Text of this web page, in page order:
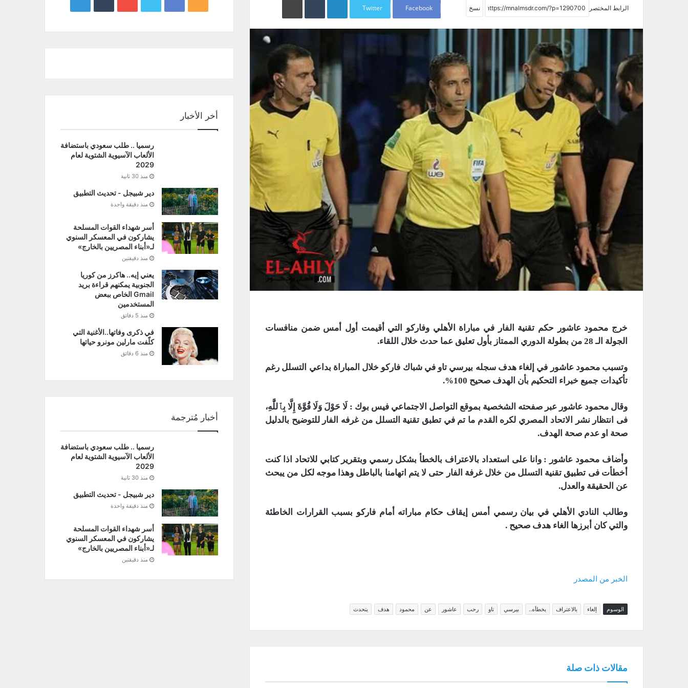
الرابط المختصر Facebook
Twitter
خرج محمود عاشور حكم تقنية الفار في مباراة الأهلي وفاركو التي أقيمت أول أمس ضمن منافسات
الجولة الـ 28 من بطولة الدوري الممتاز بأول تعليق عما حدث خلال اللقاء.
وتسبب محمود عاشور في إلغاء هدف سجله بيرسي تاو في شباك فاركو خلال المباراة بداعي التسلل رغم
تأكيدات جميع خبراء التحكيم بأن الهدف صحيح 100%.
وقال محمود عاشور عبر صفحته الشخصية بموقع التواصل الاجتماعي فيس بوك : لَا حَوْلَ وَلَا قُوَّةَ إِلَّا بِٱللَّٰهِ،
فى انتظار نشر الاتحاد المصري لكره القدم ما تم في تطبق تقنية التسلل من غرفه الفار للتوضيح بالدليل
صحة او عدم صحة الهدف.
وأضاف محمود عاشور : وانا على استعداد بالاعتراف بالخطأ بشكل رسمي وبتقرير كتابي للاتحاد اذا كنت
أخطأت فى تطبيق تقنية التسلل من خلال غرفة الفار حتى لا يتم اتهامنا بالباطل وهذا موجه لكل من يبحث
عن الحقيقة والعدل.
وطالب النادي الأهلي في بيان رسمي أمس إيقاف حكام مباراته أمام فاركو بسبب القرارات الخاطئة
والتي كان أبرزها الغاء هدف صحيح .
الخبر من المصدر
الوسوم إلغاء بالاعتراف بخطأه.. بيرسي تاو رحب عاشور عن محمود هدف يتحدث
مقالات ذات صلة
أخر الأخبار
رسميا .. طلب سعودي باستضافة
الألعاب الآسيوية الشتوية لعام
2029
منذ 30 ثانية
دير شبيجل - تحديث التطبيق
منذ دقيقة واحدة
أسر شهداء القوات المسلحة
يشاركون في المعسكر السنوي
لـ«أبناء المصريين بالخارج»
منذ دقيقتين
يعني إيه.. هاكرز من كوريا
الجنوبية يمكنهم قراءة بريد
Gmail الخاص ببعض
المستخدمين
منذ 5 دقائق
في ذكرى وفاتها..الأغنية التي
كلّفت مارلين مونرو حياتها
منذ 6 دقائق
أخبار مُترجمة
رسميا .. طلب سعودي باستضافة
الألعاب الآسيوية الشتوية لعام
2029
منذ 30 ثانية
دير شبيجل - تحديث التطبيق
منذ دقيقة واحدة
أسر شهداء القوات المسلحة
يشاركون في المعسكر السنوي
لـ«أبناء المصريين بالخارج»
منذ دقيقتين